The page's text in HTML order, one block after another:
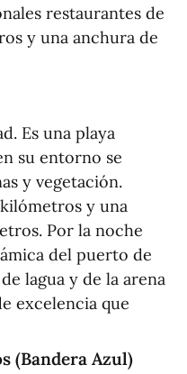
restaurantes de
y una anchura de
Es una playa
su entorno se
y vegetación.
y una
Por la noche
del puerto de
lagua y de la arena
excelencia que
(Bandera Azul)